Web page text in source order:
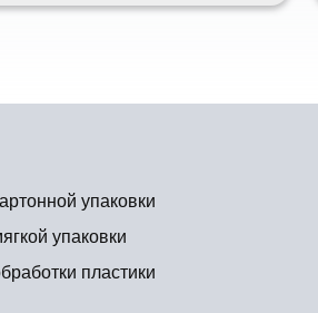
упаковки
упаковки
пластики